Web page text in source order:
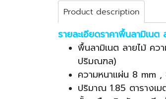
Product description
รายละเอียดราคาพื้นลามิเนต
พื้นลามิเนต ลายไม้ คว
ปริมณฑล)
ความหนาแผ่น 8 mm
ปริมาณ 1.85 ตารางเ